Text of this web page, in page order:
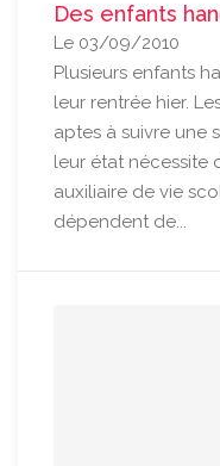
Des enfants
Le 03/09/2010
Plusieurs enfants
leur rentrée hier.
aptes à suivre une
leur état nécessite
auxiliaire de vie
dépendent de...